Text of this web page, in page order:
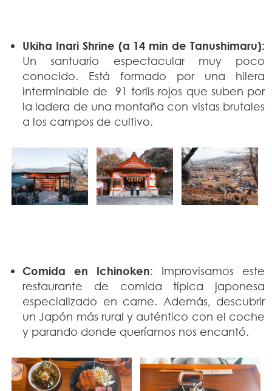
Ukiha Inari Shrine (a 14 min de Tanushimaru):
Un santuario espectacular muy poco
conocido. Está formado por una hilera
interminable de 91 toriis rojos que suben por
la ladera de una montaña con vistas brutales
a los campos de cultivo.
Comida en Ichinoken: Improvisamos este
restaurante de comida típica japonesa
especializado en carne. Además, descubrir
un Japón más rural y auténtico con el coche
y parando donde queríamos nos encantó.